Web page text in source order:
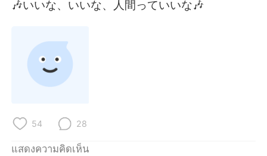
🎶いいな、いいな、人間っていいな🎶
54 28
แสดงความคิดเห็น